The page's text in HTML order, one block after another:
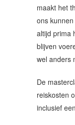
maakt het
ons
altijd prima
blijven
wel anders
De
reiskosten
inclusief